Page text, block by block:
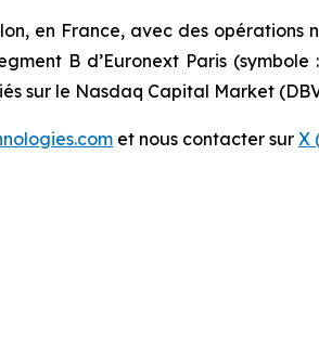
en France, avec des
B d’Euronext Paris
sur le Nasdaq Capital Market
et nous contacter sur X